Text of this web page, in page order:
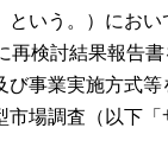
いう。）にお
検討結果報告書
事業実施方式
場調査（以下